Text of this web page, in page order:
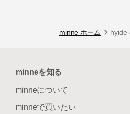
minne ホーム hyide
minneを知る
minneについて
minneで買いたい